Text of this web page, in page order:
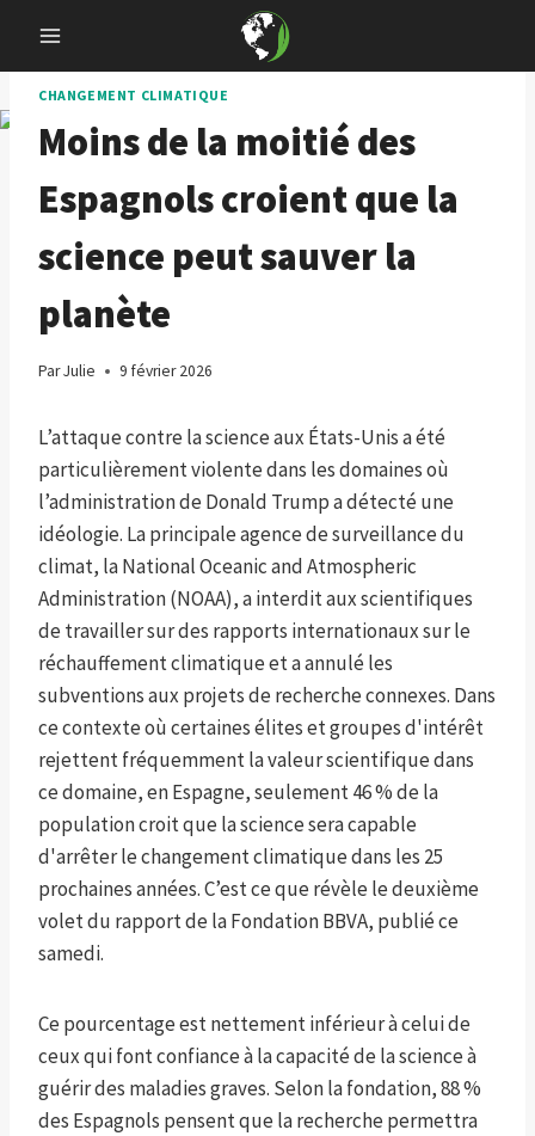
content
CHANGEMENT CLIMATIQUE
Moins de la moitié des
Espagnols croient que la
science peut sauver la
planète
ParJulie 9 février 2026
L’attaque contre la science aux États-Unis a été
particulièrement violente dans les domaines où
l’administration de Donald Trump a détecté une
idéologie. La principale agence de surveillance du
climat, la National Oceanic and Atmospheric
Administration (NOAA), a interdit aux scientifiques
de travailler sur des rapports internationaux sur le
réchauffement climatique et a annulé les
subventions aux projets de recherche connexes. Dans
ce contexte où certaines élites et groupes d'intérêt
rejettent fréquemment la valeur scientifique dans
ce domaine, en Espagne, seulement 46 % de la
population croit que la science sera capable
d'arrêter le changement climatique dans les 25
prochaines années. C’est ce que révèle le deuxième
volet du rapport de la Fondation BBVA, publié ce
samedi.
Ce pourcentage est nettement inférieur à celui de
ceux qui font confiance à la capacité de la science à
guérir des maladies graves. Selon la fondation, 88 %
des Espagnols pensent que la recherche permettra